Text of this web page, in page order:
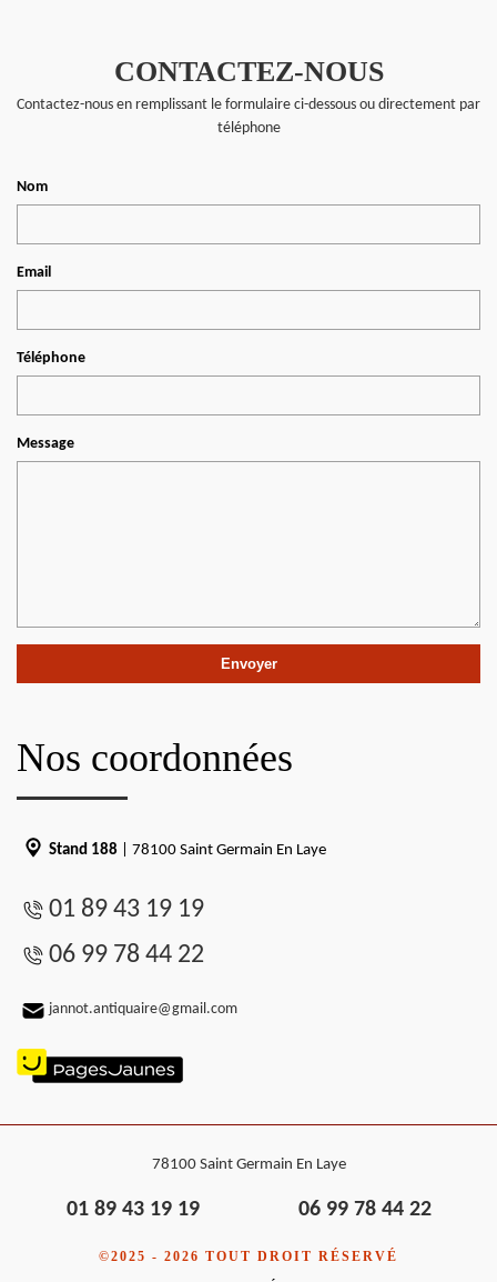
CONTACTEZ-NOUS
Contactez-nous en remplissant le formulaire ci-dessous ou directement par
téléphone
Nom
Email
Téléphone
Message
Nos coordonnées
Stand 188 | 78100 Saint Germain En Laye
01 89 43 19 19
06 99 78 44 22
jannot.antiquaire@gmail.com
78100 Saint Germain En Laye
01 89 43 19 19 06 99 78 44 22
©2025 - 2026 TOUT DROIT RÉSERVÉ